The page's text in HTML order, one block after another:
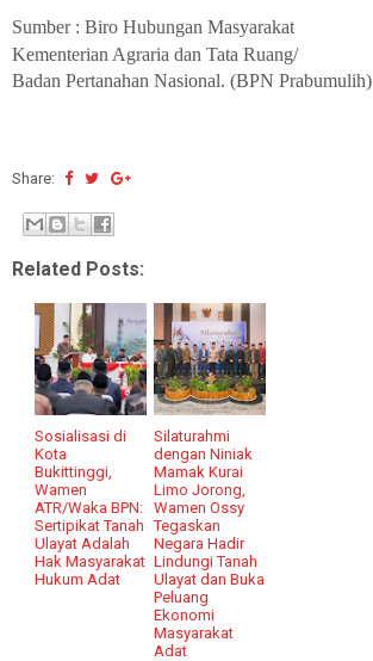
Sumber : Biro Hubungan Masyarakat
Kementerian Agraria dan Tata Ruang/
Badan Pertanahan Nasional. (BPN Prabumulih)
Share:
Related Posts:
Sosialisasi di
Kota
Bukittinggi,
Wamen
ATR/Waka BPN:
Sertipikat Tanah
Ulayat Adalah
Hak Masyarakat
Hukum Adat
Silaturahmi
dengan Niniak
Mamak Kurai
Limo Jorong,
Wamen Ossy
Tegaskan
Negara Hadir
Lindungi Tanah
Ulayat dan Buka
Peluang
Ekonomi
Masyarakat
Adat